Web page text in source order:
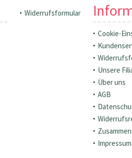
Widerrufsformular
Cookie-
Unsere
Über uns
AGB
Impressum